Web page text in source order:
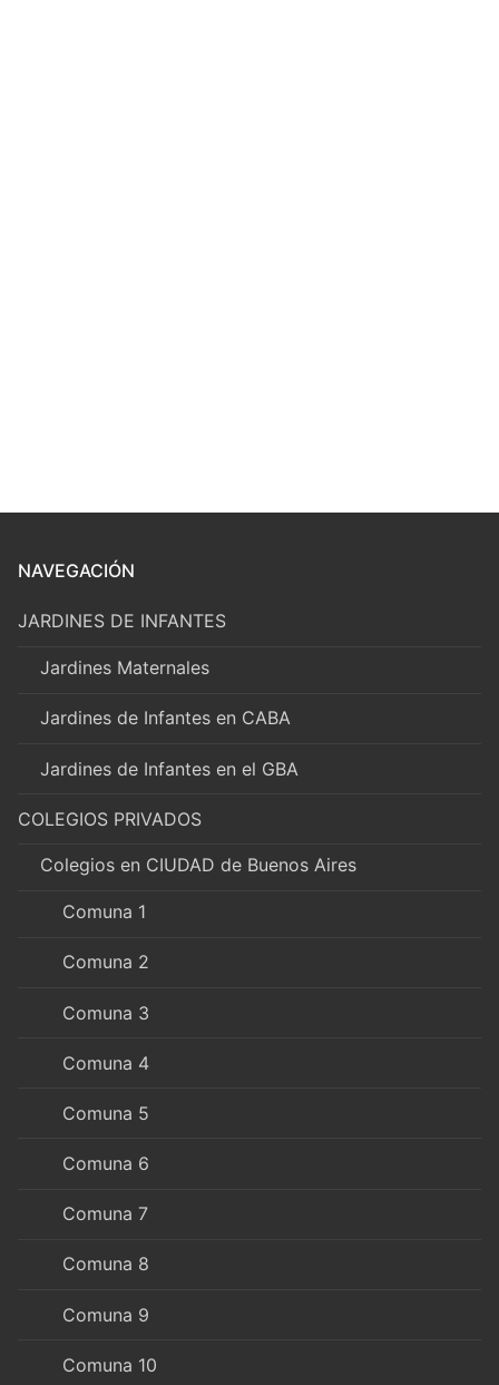
NAVEGACIÓN
JARDINES DE INFANTES
Jardines Maternales
Jardines de Infantes en CABA
Jardines de Infantes en el GBA
COLEGIOS PRIVADOS
Colegios en CIUDAD de Buenos Aires
Comuna 1
Comuna 2
Comuna 3
Comuna 4
Comuna 5
Comuna 6
Comuna 7
Comuna 8
Comuna 9
Comuna 10